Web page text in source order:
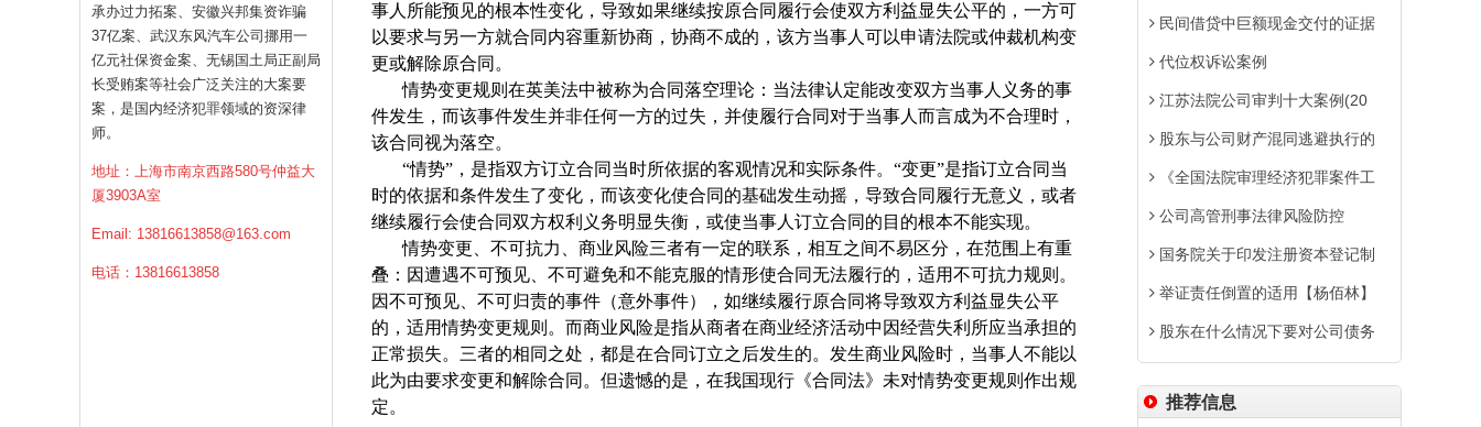
承办过力拓案、安徽兴邦集资诈骗
37亿案、武汉东风汽车公司挪用一
亿元社保资金案、无锡国土局正副局
长受贿案等社会广泛关注的大案要
案，是国内经济犯罪领域的资深律
师。
地址：上海市南京西路580号仲益大
厦3903A室
Email: 13816613858@163.com
电话：13816613858
事人所能预见的根本性变化，导致如果继续按原合同履行会使双方利益显失公平的，一方可
以要求与另一方就合同内容重新协商，协商不成的，该方当事人可以申请法院或仲裁机构变
更或解除原合同。
情势变更规则在英美法中被称为合同落空理论：当法律认定能改变双方当事人义务的事
件发生，而该事件发生并非任何一方的过失，并使履行合同对于当事人而言成为不合理时，
该合同视为落空。
“情势”，是指双方订立合同当时所依据的客观情况和实际条件。“变更”是指订立合同当
时的依据和条件发生了变化，而该变化使合同的基础发生动摇，导致合同履行无意义，或者
继续履行会使合同双方权利义务明显失衡，或使当事人订立合同的目的根本不能实现。
情势变更、不可抗力、商业风险三者有一定的联系，相互之间不易区分，在范围上有重
叠：因遭遇不可预见、不可避免和不能克服的情形使合同无法履行的，适用不可抗力规则。
因不可预见、不可归责的事件（意外事件），如继续履行原合同将导致双方利益显失公平
的，适用情势变更规则。而商业风险是指从商者在商业经济活动中因经营失利所应当承担的
正常损失。三者的相同之处，都是在合同订立之后发生的。发生商业风险时，当事人不能以
此为由要求变更和解除合同。但遗憾的是，在我国现行《合同法》未对情势变更规则作出规
定。
民间借贷中巨额现金交付的证据
代位权诉讼案例
江苏法院公司审判十大案例(20
股东与公司财产混同逃避执行的
《全国法院审理经济犯罪案件工
公司高管刑事法律风险防控
国务院关于印发注册资本登记制
举证责任倒置的适用【杨佰林】
股东在什么情况下要对公司债务
推荐信息